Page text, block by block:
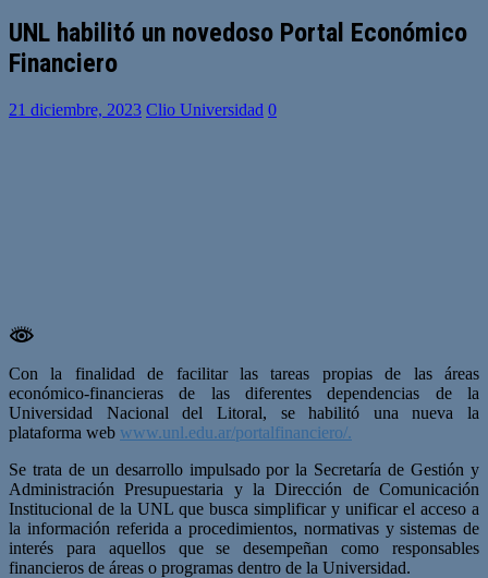
UNL habilitó un novedoso Portal Económico
Financiero
21 diciembre, 2023 Clio Universidad 0
Con la finalidad de facilitar las tareas propias de las áreas
económico-financieras de las diferentes dependencias de la
Universidad Nacional del Litoral, se habilitó una nueva la
plataforma web www.unl.edu.ar/portalfinanciero/.
Se trata de un desarrollo impulsado por la Secretaría de Gestión y
Administración Presupuestaria y la Dirección de Comunicación
Institucional de la UNL que busca simplificar y unificar el acceso a
la información referida a procedimientos, normativas y sistemas de
interés para aquellos que se desempeñan como responsables
financieros de áreas o programas dentro de la Universidad.